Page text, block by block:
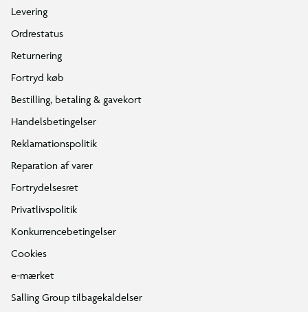
Levering
Ordrestatus
Returnering
Fortryd køb
Bestilling, betaling & gavekort
Handelsbetingelser
Reklamationspolitik
Reparation af varer
Fortrydelsesret
Privatlivspolitik
Konkurrencebetingelser
Cookies
e-mærket
Salling Group tilbagekaldelser